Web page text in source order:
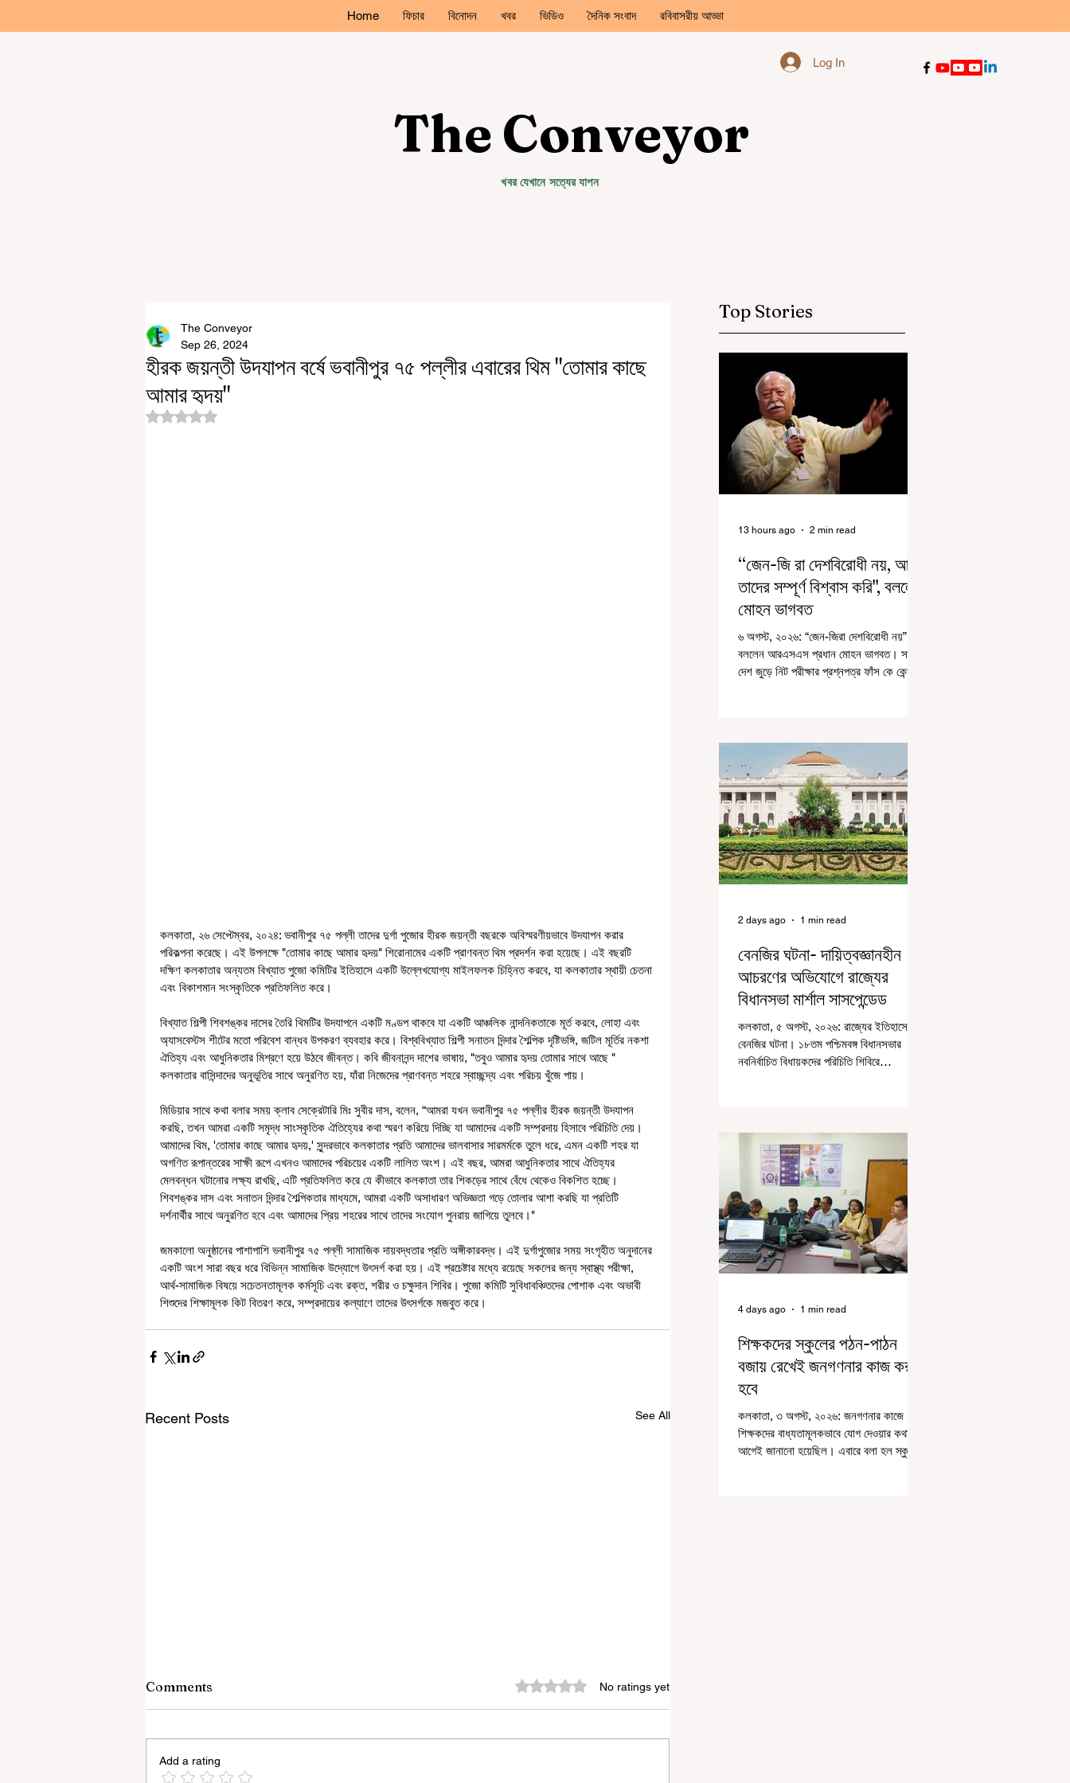
Home ফিচার বিনোদন খবর ভিডিও দৈনিক সংবাদ রবিবাসরীয় আড্ডা
The Conveyor
Log In
খবর যেখানে সত্যের যাপন
হীরক জয়ন্তী উদযাপন বর্ষে ভবানীপুর ৭৫ পল্লীর এবারের থিম "তোমার কাছে
আমার হৃদয়"
The Conveyor
Sep 26, 2024
Rated NaN out of 5 stars.
কলকাতা, ২৬ সেপ্টেম্বর, ২০২৪: ভবানীপুর ৭৫ পল্লী তাদের দুর্গা পুজোর হীরক জয়ন্তী বছরকে অবিস্মরণীয়ভাবে উদযাপন করার
পরিকল্পনা করেছে। এই উপলক্ষে "তোমার কাছে আমার হৃদয়" শিরোনামের একটি প্রাণবন্ত থিম প্রদর্শন করা হয়েছে। এই বছরটি
দক্ষিণ কলকাতার অন্যতম বিখ্যাত পুজো কমিটির ইতিহাসে একটি উল্লেখযোগ্য মাইলফলক চিহ্নিত করবে, যা কলকাতার স্থায়ী চেতনা
এবং বিকাশমান সংস্কৃতিকে প্রতিফলিত করে।
বিখ্যাত শিল্পী শিবশঙ্কর দাসের তৈরি থিমটির উদযাপনে একটি মণ্ডপ থাকবে যা একটি আঞ্চলিক নান্দনিকতাকে মূর্ত করবে, লোহা এবং
অ্যাসবেস্টস শীটের মতো পরিবেশ বান্ধব উপকরণ ব্যবহার করে। বিশ্ববিখ্যাত শিল্পী সনাতন দিন্দার শৈল্পিক দৃষ্টিভঙ্গি, জটিল মূর্তির নকশা
ঐতিহ্য এবং আধুনিকতার মিশ্রণে হয়ে উঠবে জীবন্ত। কবি জীবনানন্দ দাশের ভাষায়, "তবুও আমার হৃদয় তোমার সাথে আছে "
কলকাতার বাসিন্দাদের অনুভূতির সাথে অনুরণিত হয়, যাঁরা নিজেদের প্রাণবন্ত শহরে স্বাচ্ছন্দ্য এবং পরিচয় খুঁজে পায়।
মিডিয়ার সাথে কথা বলার সময় ক্লাব সেক্রেটারি মিঃ সুবীর দাস, বলেন, “আমরা যখন ভবানীপুর ৭৫ পল্লীর হীরক জয়ন্তী উদযাপন
করছি, তখন আমরা একটি সমৃদ্ধ সাংস্কৃতিক ঐতিহ্যের কথা স্মরণ করিয়ে দিচ্ছি যা আমাদের একটি সম্প্রদায় হিসাবে পরিচিতি দেয়।
আমাদের থিম, 'তোমার কাছে আমার হৃদয়,' সুন্দরভাবে কলকাতার প্রতি আমাদের ভালবাসার সারমর্মকে তুলে ধরে, এমন একটি শহর যা
অগণিত রূপান্তরের সাক্ষী রূপে এখনও আমাদের পরিচয়ের একটি লালিত অংশ। এই বছর, আমরা আধুনিকতার সাথে ঐতিহ্যর
মেলবন্ধন ঘটানোর লক্ষ্য রাখছি, এটি প্রতিফলিত করে যে কীভাবে কলকাতা তার শিকড়ের সাথে বেঁধে থেকেও বিকশিত হচ্ছে।
শিবশঙ্কর দাস এবং সনাতন দিন্দার শৈল্পিকতার মাধ্যমে, আমরা একটি অসাধারণ অভিজ্ঞতা গড়ে তোলার আশা করছি যা প্রতিটি
দর্শনার্থীর সাথে অনুরণিত হবে এবং আমাদের প্রিয় শহরের সাথে তাদের সংযোগ পুনরায় জাগিয়ে তুলবে।"
জমকালো অনুষ্ঠানের পাশাপাশি ভবানীপুর ৭৫ পল্লী সামাজিক দায়বদ্ধতার প্রতি অঙ্গীকারবদ্ধ। এই দুর্গাপুজোর সময় সংগৃহীত অনুদানের
একটি অংশ সারা বছর ধরে বিভিন্ন সামাজিক উদ্যোগে উৎসর্গ করা হয়। এই প্রচেষ্টার মধ্যে রয়েছে সকলের জন্য স্বাস্থ্য পরীক্ষা,
আর্থ-সামাজিক বিষয়ে সচেতনতামূলক কর্মসূচি এবং রক্ত, শরীর ও চক্ষুদান শিবির। পুজো কমিটি সুবিধাবঞ্চিতদের পোশাক এবং অভাবী
শিশুদের শিক্ষামূলক কিট বিতরণ করে, সম্প্রদায়ের কল্যাণে তাদের উৎসর্গকে মজবুত করে।
Recent Posts See All
Comments Rated 0 out of 5 stars.No ratings yet
Add a rating
Top Stories
“জেন-জি রা দেশবিরোধী নয়, আমি
তাদের সম্পূর্ণ বিশ্বাস করি", বললেন
মোহন ভাগবত
৬ অগস্ট, ২০২৬: “জেন-জিরা দেশবিরোধী নয়”।
বললেন আরএসএস প্রধান মোহন ভাগবত। সারা
দেশ জুড়ে নিট পরীক্ষার প্রশ্নপত্র ফাঁস কে কেন্দ্র
আন্দোলনকারীরা দেশ বিরোধী কার্যকলাপের সঙ্গে
জড়িত এবং টাকা নিয়ে আন্দোলনে নেমেছে, সেটাই
ছিল মূল প্রতিপাদ্য সেই সব মানুষদের। কিন্তু
যেই সরকারের বিরুদ্ধে আন্দোলন, সেই সরকার
শিক্ষামন্ত্রীর পদত্যাগ করানোর পাশাপাশি ছাত্রদের
বাকি দাবিগুলিও ম
13 hours ago 2 min read
বেনজির ঘটনা- দায়িত্বজ্ঞানহীন
আচরণের অভিযোগে রাজ্যের
বিধানসভা মার্শাল সাসপেন্ডেড
কলকাতা, ৫ অগস্ট, ২০২৬: রাজ্যের ইতিহাসে
বেনজির ঘটনা। ১৮তম পশ্চিমবঙ্গ বিধানসভার
নবনির্বাচিত বিধায়কদের পরিচিতি শিবিরে
তাঁর পদচ্যুতির লিখিত নির্দেশনামা জারি করা হয়।
বিধানসভার ইতিহাসে, কোনও পদে থাকা মার্শালকে
সাসপেন্ড করার ঘটনা রাজ্যে এই প্রথম।
বিধানসভার নবনির্বাচিত বিধায়কদের নিয়ে আয়োজিত
উচ্চপর্যায়ের ওরিয়েন্টেশন বা পরিচিতি শিবিরে দায়িত্ব
পালনের ক্ষেত্রে একা
2 days ago 1 min read
শিক্ষকদের স্কুলের পঠন-পাঠন
বজায় রেখেই জনগণনার কাজ করতে
হবে
কলকাতা, ৩ অগস্ট, ২০২৬: জনগণনার কাজে
শিক্ষকদের বাধ্যতামূলকভাবে যোগ দেওয়ার কথা
আগেই জানানো হয়েছিল। এবারে বলা হল স্কুলের
4 days ago 1 min read